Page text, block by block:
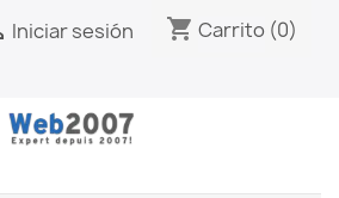
Iniciar sesión shopping_cart Carrito (0)